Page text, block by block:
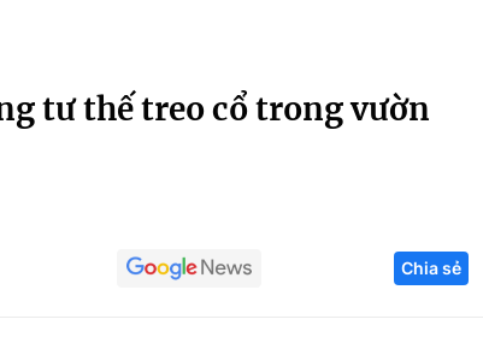
Infographic
Tuyển sinh
Hitech Công
tư thế treo cổ trong vườn
Chia sẻ